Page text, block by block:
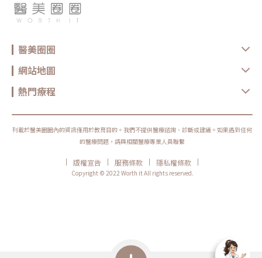
醫美圈圈
網站地圖
熱門療程
刊載於醫美圈圈內的資訊僅用於教育目的。我們不提供醫療諮詢、診斷或建議。如果遇到任何
的醫療問題，請與相關醫療專業人員聯繫
| 版權宣告 | 服務條款 | 隱私權條款
|
Copyright © 2022 Worth it All rights reserved.